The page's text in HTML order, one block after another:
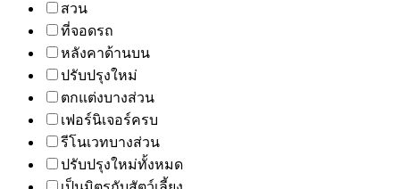
สวน
ที่จอดรถ
หลังคาด้านบน
ปรับปรุงใหม่
ตกแต่งบางส่วน
เฟอร์นิเจอร์ครบ
รีโนเวทบางส่วน
ปรับปรุงใหม่ทั้งหมด